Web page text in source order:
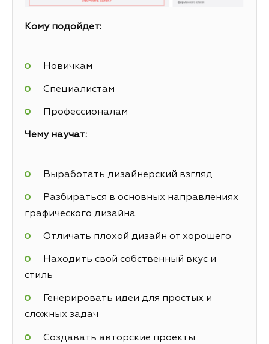
Кому подойдет:
Новичкам
Специалистам
Профессионалам
Чему научат:
Выработать дизайнерский взгляд
Разбираться в основных направлениях
графического дизайна
Отличать плохой дизайн от хорошего
Находить свой собственный вкус и
стиль
Генерировать идеи для простых и
сложных задач
Создавать авторские проекты